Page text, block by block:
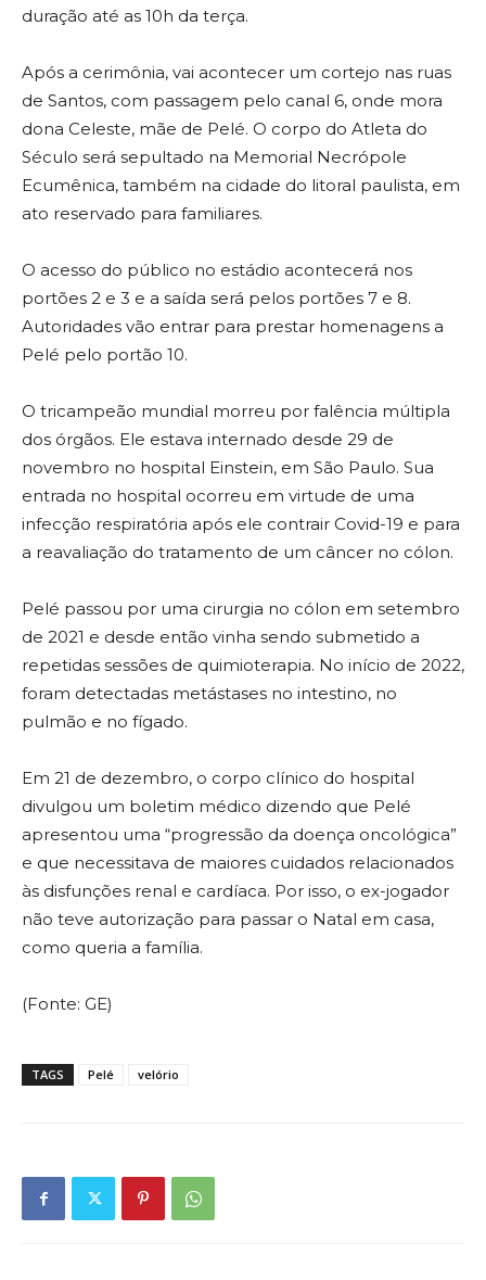
duração até as 10h da terça.
Após a cerimônia, vai acontecer um cortejo nas ruas
de Santos, com passagem pelo canal 6, onde mora
dona Celeste, mãe de Pelé. O corpo do Atleta do
Século será sepultado na Memorial Necrópole
Ecumênica, também na cidade do litoral paulista, em
ato reservado para familiares.
O acesso do público no estádio acontecerá nos
portões 2 e 3 e a saída será pelos portões 7 e 8.
Autoridades vão entrar para prestar homenagens a
Pelé pelo portão 10.
O tricampeão mundial morreu por falência múltipla
dos órgãos. Ele estava internado desde 29 de
novembro no hospital Einstein, em São Paulo. Sua
entrada no hospital ocorreu em virtude de uma
infecção respiratória após ele contrair Covid-19 e para
a reavaliação do tratamento de um câncer no cólon.
Pelé passou por uma cirurgia no cólon em setembro
de 2021 e desde então vinha sendo submetido a
repetidas sessões de quimioterapia. No início de 2022,
foram detectadas metástases no intestino, no
pulmão e no fígado.
Em 21 de dezembro, o corpo clínico do hospital
divulgou um boletim médico dizendo que Pelé
apresentou uma “progressão da doença oncológica”
e que necessitava de maiores cuidados relacionados
às disfunções renal e cardíaca. Por isso, o ex-jogador
não teve autorização para passar o Natal em casa,
como queria a família.
(Fonte: GE)
TAGS Pelé velório